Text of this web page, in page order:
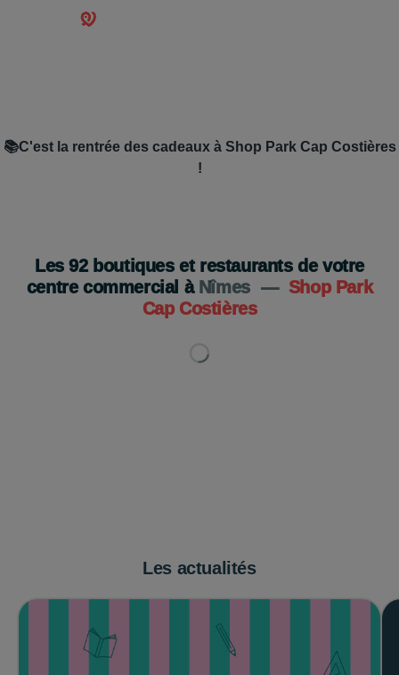
📚C'est la rentrée des cadeaux à Shop Park Cap Costières
!
Les92boutiques et restaurants de votre
centre commercial à Nîmes — Shop Park
Cap Costières
Les actualités